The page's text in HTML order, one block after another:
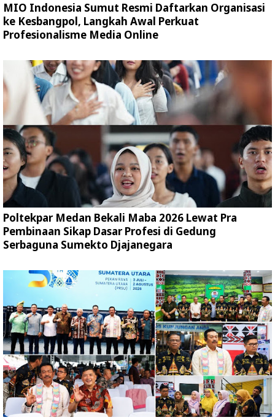
MIO Indonesia Sumut Resmi Daftarkan Organisasi
ke Kesbangpol, Langkah Awal Perkuat
Profesionalisme Media Online
Poltekpar Medan Bekali Maba 2026 Lewat Pra
Pembinaan Sikap Dasar Profesi di Gedung
Serbaguna Sumekto Djajanegara